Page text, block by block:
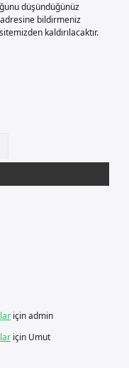
düşündüğünüz
adresine bildirmeniz
kaldırılacaktır.
içinadmin
için Umut